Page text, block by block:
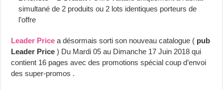
simultané de 2 produits ou 2 lots identiques porteurs de
l’offre
Leader Price a désormais sorti son nouveau catalogue ( pub
Leader Price ) Du Mardi 05 au Dimanche 17 Juin 2018 qui
contient 16 pages avec des promotions spécial coup d’envoi
des super-promos .